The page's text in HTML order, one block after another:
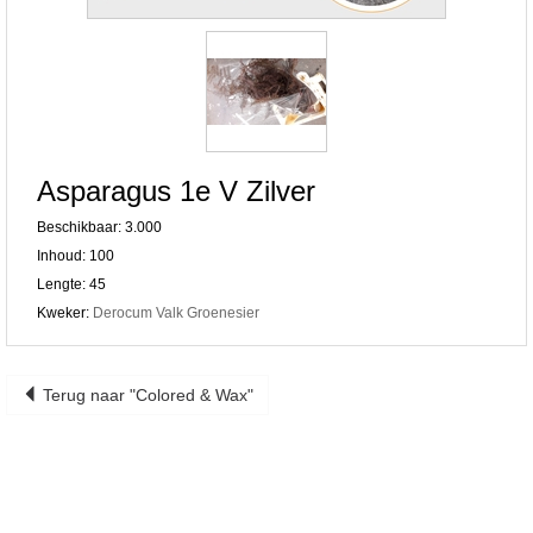
Asparagus 1e V Zilver
Beschikbaar: 3.000
Inhoud: 100
Lengte: 45
Kweker: Derocum Valk Groenesier
Terug naar "Colored & Wax"